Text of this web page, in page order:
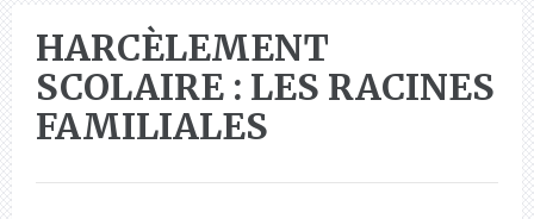
HARCÈLEMENT
SCOLAIRE : LES RACINES
FAMILIALES